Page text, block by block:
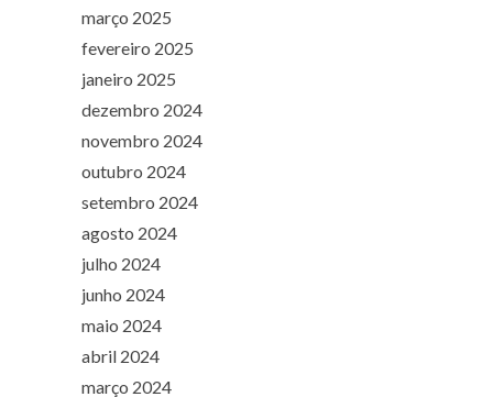
março 2025
fevereiro 2025
janeiro 2025
dezembro 2024
novembro 2024
outubro 2024
setembro 2024
agosto 2024
julho 2024
junho 2024
maio 2024
abril 2024
março 2024